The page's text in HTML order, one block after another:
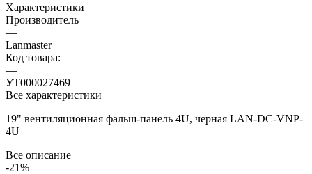
Характеристики
Производитель
—
Lanmaster
Код товара:
—
УТ000027469
Все характеристики
19" вентиляционная фальш-панель 4U, черная LAN-DC-VNP-
4U
Все описание
-21%